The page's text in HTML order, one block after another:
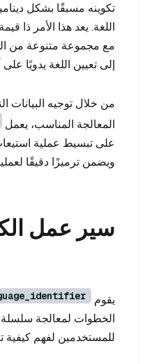
تكوينه مسبقًا بشكل
اللغة. يعد هذا الأمر ذا
مع مجموعة متنوعة من
إلى تعيين اللغة يدويًا
من خلال توجيه البيانات
المعالجة المناسب، يعمل
على تبسيط عملية
ويضمن ترميزًا دقيقًا
سير عمل
يقوم
الخطوات لمعالجة
للمستخدمين لفهم